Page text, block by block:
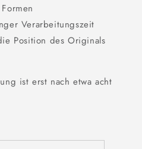
Verarbeitungszeit
Position des Originals
ist erst nach etwa acht